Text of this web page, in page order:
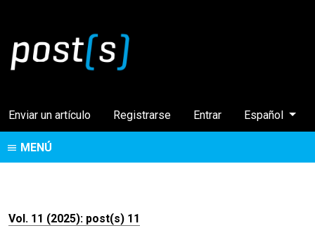
Enviar un artículo Registrarse Entrar Cambiar el
Español
MENÚ
Vol. 11 (2025): post(s) 11